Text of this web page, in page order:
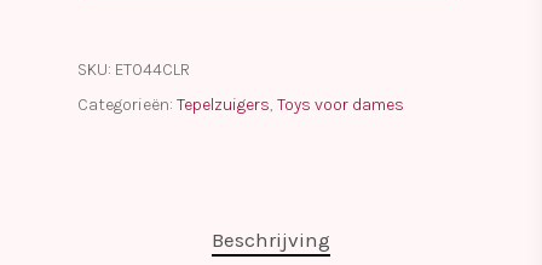
SKU: ET044CLR
Categorieën: Tepelzuigers, Toys voor dames
Beschrijving